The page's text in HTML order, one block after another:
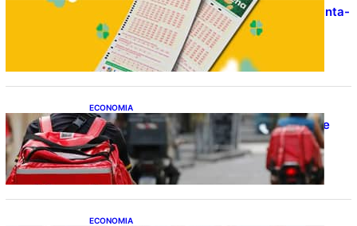
Resultado da Mega-Sena 3041 nesta quinta-
feira (06/08/2026)
ECONOMIA
CAIXA e iFood facilitam financiamento de
motos e bicicletas elétricas para
entregadores
ECONOMIA